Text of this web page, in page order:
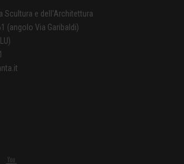
Scultura e dell'Architettura
(angolo Via Garibaldi)